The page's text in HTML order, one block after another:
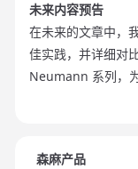
未来内容预告
在未来的文章中，
佳实践，并详细对
Neumann 系列，
森麻产品